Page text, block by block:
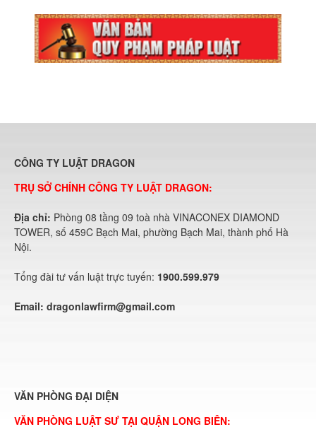
CÔNG TY LUẬT DRAGON
TRỤ SỞ CHÍNH CÔNG TY LUẬT DRAGON:
Địa chỉ: Phòng 08 tầng 09 toà nhà VINACONEX DIAMOND
TOWER, số 459C Bạch Mai, phường Bạch Mai, thành phố Hà
Nội.
Tổng đài tư vấn luật trực tuyến: 1900.599.979
Email: dragonlawfirm@gmail.com
VĂN PHÒNG ĐẠI DIỆN
VĂN PHÒNG LUẬT SƯ TẠI QUẬN LONG BIÊN: